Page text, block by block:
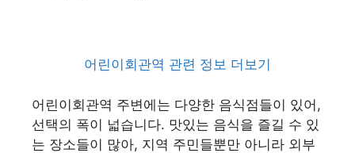
어린이회관역 관련 정보 더보기
어린이회관역 주변에는 다양한 음식점들이 있어,
선택의 폭이 넓습니다. 맛있는 음식을 즐길 수 있
는 장소들이 많아, 지역 주민들뿐만 아니라 외부